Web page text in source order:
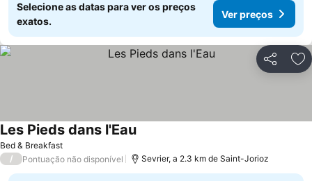
Selecione as datas para ver os preços
exatos.
Ver preços
Partilhar
Bed & Breakfast
Les Pieds dans l'Eau
/ Pontuação não disponível Sevrier, a 2.3 km de Saint-Jorioz